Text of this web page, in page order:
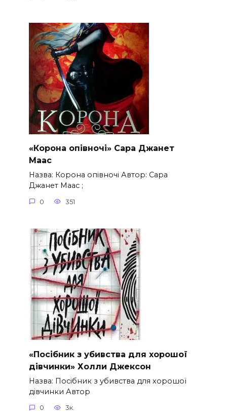
«Корона опівночі» Сара Джанет
Маас
Назва: Корона опівночі Автор: Сара
Джанет Маас ;
0 351
«Посібник з убивства для хорошої
дівчинки» Холли Джексон
Назва: Посібник з убивства для хорошої
дівчинки Автор
0 3к.